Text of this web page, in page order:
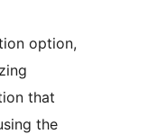
option,
that
the